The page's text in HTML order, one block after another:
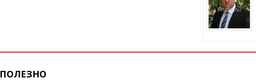
ПОЛЕЗНО